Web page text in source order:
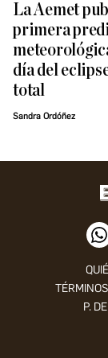
La Aemet
primera
día del
total
Sandra Ordóñez
P.